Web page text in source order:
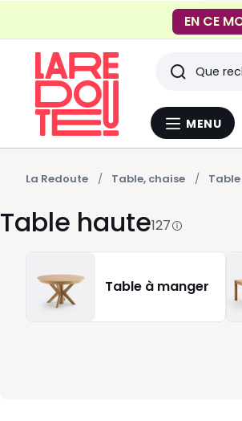
EN CE
Menu
MENU
Rechercher
vus
La Redoute Table, chaise Table
Table haute127
Table à manger